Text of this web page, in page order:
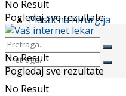
Plastična hirurgija
No Result
No Result
Pogledaj sve rezultate
No Result
Pogledaj sve rezultate